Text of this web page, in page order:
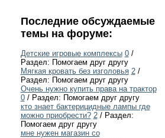
Последние обсуждаемые
темы на форуме:
Детские игровые комплексы 0/
Раздел: Помогаем друг другу
Мягкая кровать без изголовья 2/
Раздел: Помогаем друг другу
Очень нужно купить права на трактор
0/ Раздел: Помогаем друг другу
кто знает бактерицидные лампы где
можно приобрести? 2/ Раздел:
Помогаем друг другу
мне нужен магазин со